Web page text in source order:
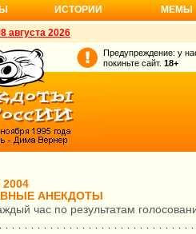
ИСТОРИИ МЕМЫ
августа 2026
Предупреждение: у
покиньте сайт. 18+
АНЕКДОТЫ
час по результатам